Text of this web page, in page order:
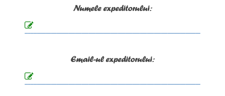
Numele expeditorului:
Email-ul expeditorului: